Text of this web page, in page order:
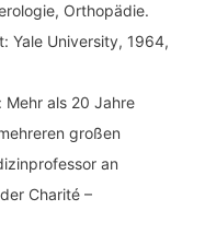
Orthopädie.
Yale University, 1964,
Mehr als 20 Jahre
großen
an
Charité –